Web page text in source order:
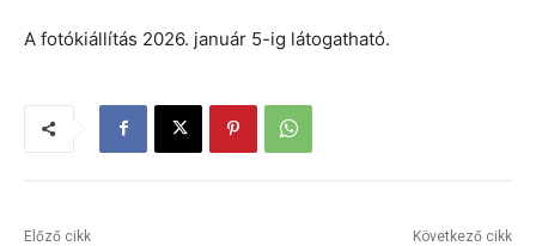
A fotókiállítás 2026. január 5-ig látogatható.
Előző cikk Következő cikk